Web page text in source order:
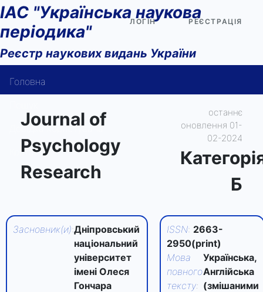
ІАС "Українська наукова
періодика"
Реєстр наукових видань України
ЛОГІН РЕЄСТРАЦІЯ
Головна
Довідка користувача
Контакти
Journal of
Psychology
Research
останнє
оновлення 01-
02-2024
Б
Засновник(и):Дніпровський
національний
університет
імені Олеся
Гончара
ISSN: 2663-
2950(print)
Мова
повного
тексту:
Українська,
Англійська
(змішаними